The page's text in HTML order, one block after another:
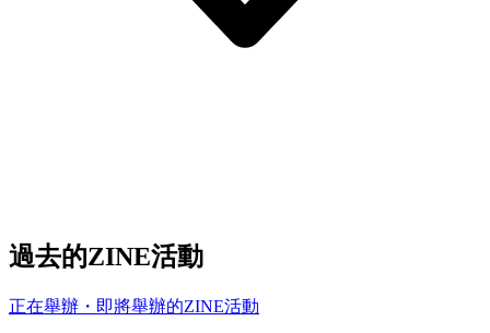
過去的ZINE活動
正在舉辦・即將舉辦的ZINE活動